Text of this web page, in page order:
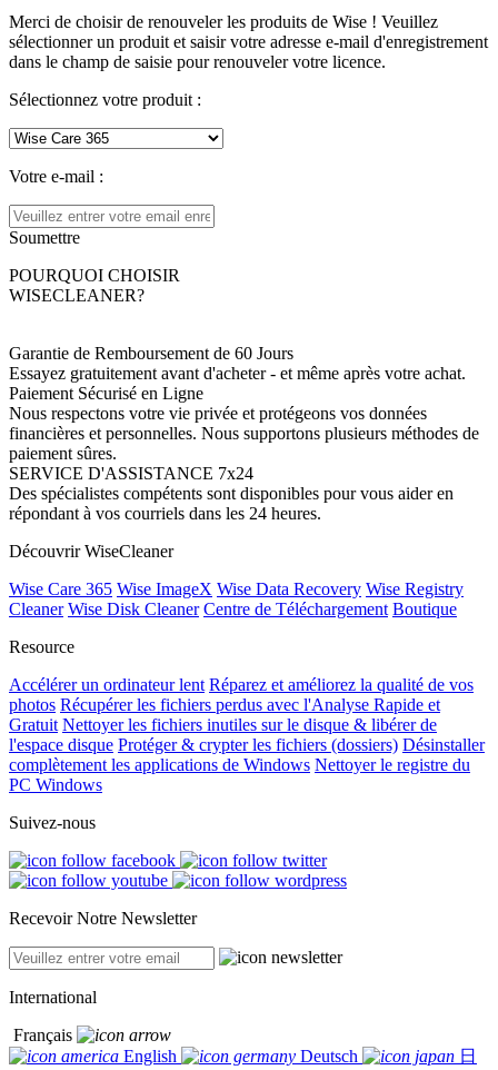
Merci de choisir de renouveler les produits de Wise ! Veuillez
sélectionner un produit et saisir votre adresse e-mail d'enregistrement
dans le champ de saisie pour renouveler votre licence.
Sélectionnez votre produit :
Votre e-mail :
Soumettre
POURQUOI CHOISIR
WISECLEANER?
Garantie de Remboursement de 60 Jours
Essayez gratuitement avant d'acheter - et même après votre achat.
Paiement Sécurisé en Ligne
Nous respectons votre vie privée et protégeons vos données
financières et personnelles. Nous supportons plusieurs méthodes de
paiement sûres.
SERVICE D'ASSISTANCE 7x24
Des spécialistes compétents sont disponibles pour vous aider en
répondant à vos courriels dans les 24 heures.
Découvrir WiseCleaner
Wise Care 365 Wise ImageX Wise Data Recovery Wise Registry
Cleaner Wise Disk Cleaner Centre de Téléchargement Boutique
Resource
Accélérer un ordinateur lent Réparez et améliorez la qualité de vos
photos Récupérer les fichiers perdus avec l'Analyse Rapide et
Gratuit Nettoyer les fichiers inutiles sur le disque & libérer de
l'espace disque Protéger & crypter les fichiers (dossiers) Désinstaller
complètement les applications de Windows Nettoyer le registre du
PC Windows
Suivez-nous
Recevoir Notre Newsletter
International
Français
English
Deutsch
日